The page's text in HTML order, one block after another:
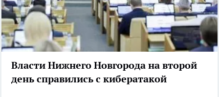
Власти Нижнего Новгорода на второй
день справились с кибератакой